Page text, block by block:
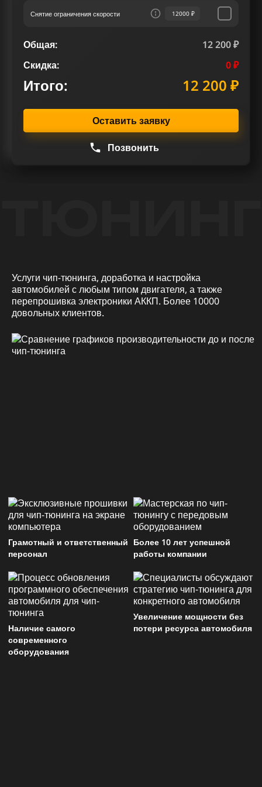
Снятие ограничения скорости 12000 ₽
Общая:
12 200 ₽
Скидка:
0 ₽
Итого: 12 200 ₽
Оставить заявку
Позвонить
Услуги чип-тюнинга, доработка и настройка
автомобилей с любым типом двигателя, а также
перепрошивка электроники АККП. Более 10000
довольных клиентов.
Грамотный и ответственный
персонал
Более 10 лет успешной
работы компании
Наличие самого
современного
оборудования
Увеличение мощности без
потери ресурса автомобиля